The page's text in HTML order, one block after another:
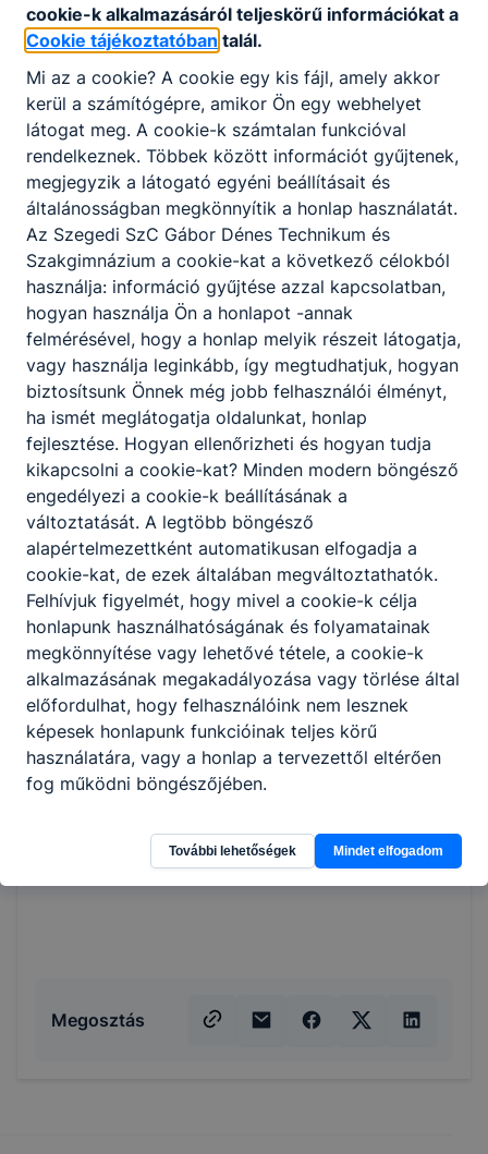
Megosztás
cookie-k alkalmazásáról teljeskörű információkat a
Cookie tájékoztatóban talál.
Mi az a cookie? A cookie egy kis fájl, amely akkor
kerül a számítógépre, amikor Ön egy webhelyet
látogat meg. A cookie-k számtalan funkcióval
rendelkeznek. Többek között információt gyűjtenek,
megjegyzik a látogató egyéni beállításait és
általánosságban megkönnyítik a honlap használatát.
Az Szegedi SzC Gábor Dénes Technikum és
Szakgimnázium a cookie-kat a következő célokból
használja: információ gyűjtése azzal kapcsolatban,
hogyan használja Ön a honlapot -annak
felmérésével, hogy a honlap melyik részeit látogatja,
vagy használja leginkább, így megtudhatjuk, hogyan
biztosítsunk Önnek még jobb felhasználói élményt,
ha ismét meglátogatja oldalunkat, honlap
fejlesztése. Hogyan ellenőrizheti és hogyan tudja
kikapcsolni a cookie-kat? Minden modern böngésző
engedélyezi a cookie-k beállításának a
változtatását. A legtöbb böngésző
alapértelmezettként automatikusan elfogadja a
cookie-kat, de ezek általában megváltoztathatók.
Felhívjuk figyelmét, hogy mivel a cookie-k célja
honlapunk használhatóságának és folyamatainak
megkönnyítése vagy lehetővé tétele, a cookie-k
alkalmazásának megakadályozása vagy törlése által
előfordulhat, hogy felhasználóink nem lesznek
képesek honlapunk funkcióinak teljes körű
használatára, vagy a honlap a tervezettől eltérően
fog működni böngészőjében.
További lehetőségek Mindet elfogadom